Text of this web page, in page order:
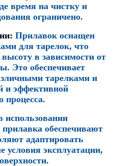
время на чистку и
ограничено.
: Прилавок оснащен
для тарелок, что
в зависимости от
Это обеспечивает
тарелками и
и эффективной
процесса.
обеспечивают
адаптировать
условия эксплуатации,